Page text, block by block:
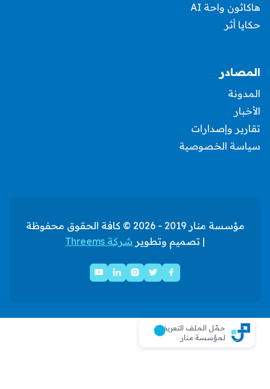
هاكاثون واحة AI
حكايا أثر
المصادر
المدونة
الأخبار
تقارير وإصدارات
سياسة الخصوصية
مؤسسة منار 2019 - 2026 © كافة الحقوق محفوظة
| تصميم وتطوير شركة Threems





حمّل الملف التعريفي
لمؤسسة منار